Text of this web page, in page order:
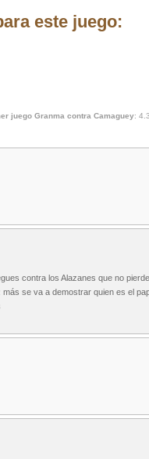
este juego:
juego Granma contra Camaguey: 4.3
contra los Alazanes que no
se va a demostrar quien es el